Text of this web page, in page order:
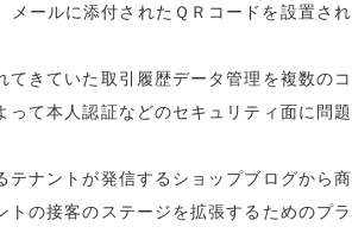
ールに添付されたＱＲコードを設置され
きていた取引履歴データ管理を複数のコ
て本人認証などのセキュリティ面に問題
ナントが発信するショップブログから商
の接客のステージを拡張するためのプラ